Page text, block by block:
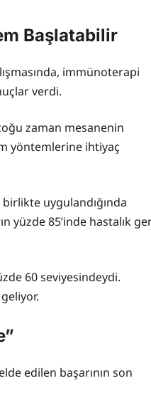
Başlatabilir
immünoterapi
verdi.
zaman mesanenin
yöntemlerine ihtiyaç
uygulandığında
yüzde 85’inde hastalık
60 seviyesindeydi.
edilen başarının son